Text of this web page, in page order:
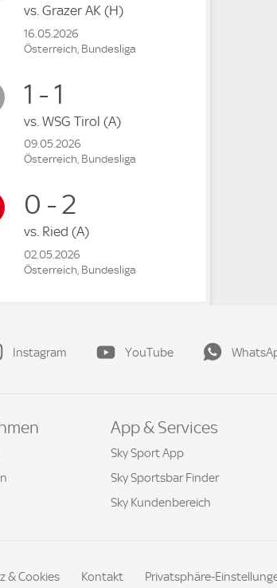
vs. Grazer AK (H)
16.05.2026
Österreich, Bundesliga
1 - 1
vs. WSG Tirol (A)
09.05.2026
Österreich, Bundesliga
0 - 2
vs. Ried (A)
02.05.2026
Österreich, Bundesliga
Instagram YouTube
App & Services
Sky Sport App
Sky Sportsbar Finder
Sky Kundenbereich
& Cookies Kontakt Privatsphäre-